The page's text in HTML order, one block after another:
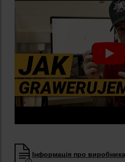
Інформація про виробника